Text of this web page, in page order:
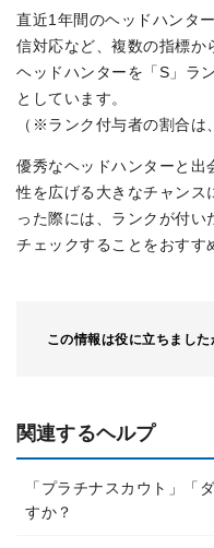
直近1年間のヘッドハンタ
信対応など、複数の指標か
ヘッドハンターを「S」ラ
としています。
（※ランク付与者の割合は
優秀なヘッドハンターと出
性を広げる大きなチャンス
った際には、ランクが付
チェックすることをおすす
この情報は役に立ちました
関連するヘルプ
「プラチナスカウト」「
すか？